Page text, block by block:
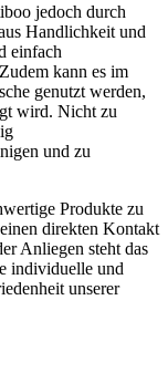
jedoch durch
Handlichkeit und
einfach
kann es im
genutzt werden,
wird. Nicht zu
und zu
Produkte zu
direkten Kontakt
Anliegen steht das
individuelle und
unserer